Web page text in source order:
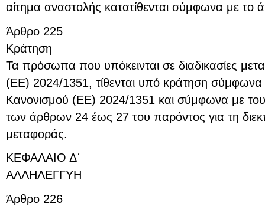
αίτημα αναστολής κατατίθενται σύμφωνα με το
Άρθρο 225
Κράτηση
Τα πρόσωπα που υπόκεινται σε διαδικασίες
(ΕΕ) 2024/1351, τίθενται υπό κράτηση
Κανονισμού (ΕΕ) 2024/1351 και σύμφωνα με
των άρθρων 24 έως 27 του παρόντος για τη
μεταφοράς.
ΚΕΦΑΛΑΙΟ Δ΄
ΑΛΛΗΛΕΓΓΥΗ
Άρθρο 226